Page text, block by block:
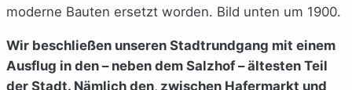
moderne Bauten ersetzt worden. Bild unten um 1900.
Wir beschließen unseren Stadtrundgang mit einem
Ausflug in den – neben dem Salzhof – ältesten Teil
der Stadt. Nämlich den, zwischen Hafermarkt und